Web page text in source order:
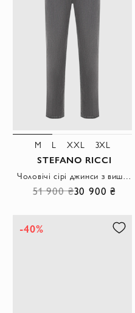
M L XXL 3XL
STEFANO RICCI
51 900 ₴30 900 ₴
-40%